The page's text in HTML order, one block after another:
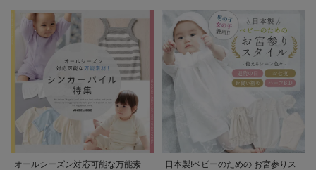
オールシーズン対応可能な万能素
日本製!ベビーのための お宮参りス